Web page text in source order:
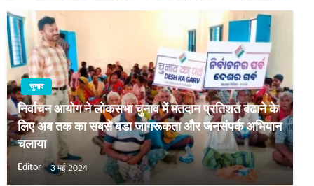
चुनाव
निर्वाचन आयोग ने लोकसभा चुनाव में मतदान प्रतिशत बढाने के
लिए अब तक का सबसे बडा जागरूकता और जनसंपर्क अभियान
चलाया
Editor 3 मई 2024